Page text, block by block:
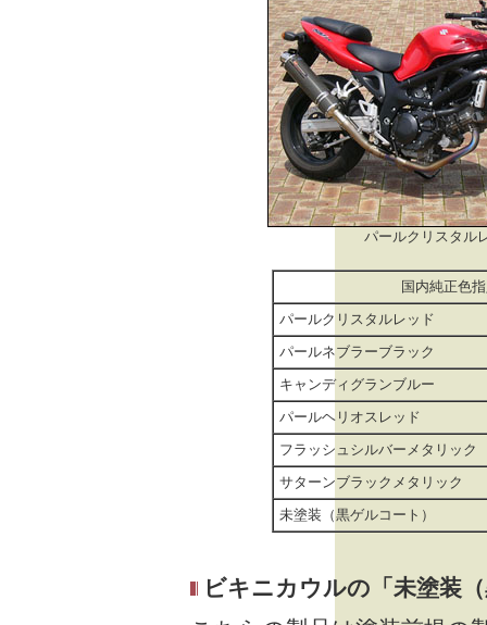
パールクリスタル
国内純正色
パールクリスタルレッド
パールネブラーブラック
キャンディグランブルー
パールヘリオスレッド
フラッシュシルバーメタリック
サターンブラックメタリック
未塗装（黒ゲルコート）
ビキニカウルの「未塗装